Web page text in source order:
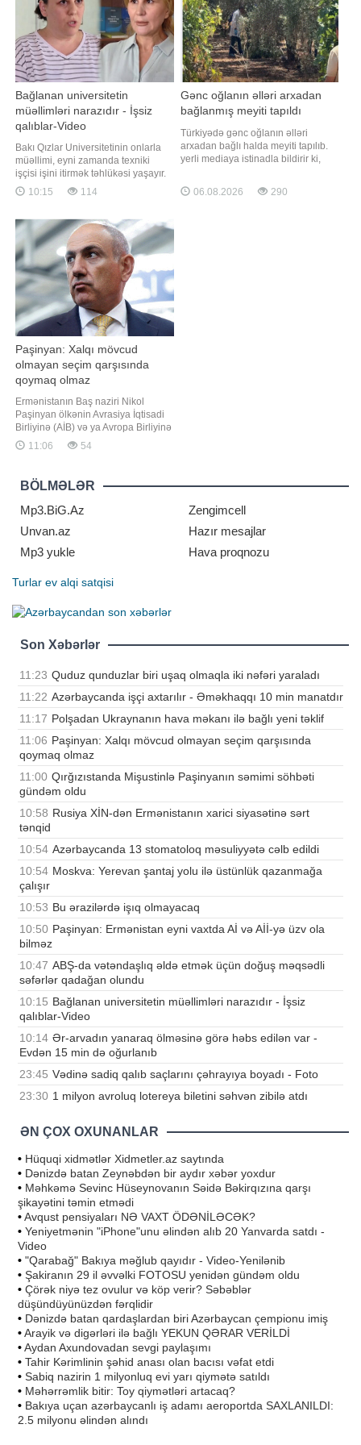
müəyyən edilmiş digə
Bağlanan universitetin
müəllimləri narazıdır - İşsiz
qalıblar-Video
Bakı Qızlar Universitetinin onlarla
müəllimi, eyni zamanda texniki
işçisi işini itirmək təhlükəsi yaşayır.
"Qafqazinfo" -a istinadən xəbər verir
ki, universitetdə oxuyan tələbələrin
köçürülməsi haqda qərar verilib,
lakin qərar bir çox müəllimlərə,
eləcə də texnik
10:15 114
Gənc oğlanın əlləri arxadan
bağlanmış meyiti tapıldı
Türkiyədə gənc oğlanın əlləri
arxadan bağlı halda meyiti tapılıb.
yerli mediaya istinadla bildirir ki,
rayonunda baş verib. Zeytunluq
ərazidə əlləri arxadan bağlanmış
06.08.2026 290
Paşinyan: Xalqı mövcud
olmayan seçim qarşısında
qoymaq olmaz
Ermənistanın Baş naziri Nikol
Paşinyan ölkənin Avrasiya İqtisadi
Birliyinə (AİB) və ya Avropa Birliyinə
(AB) üzvlüyü ilə bağlı referendum
keçirilməsinin nəzərdə tutulmadığını
"Sputnik" agentliyi məlumat yayıb.
Paşinyan qeyd edib ki,
vətəndaşlardan hazırd
11:06 54
BÖLMƏLƏR
Mp3.BiG.Az
Zengimcell
Unvan.az
Hazır mesajlar
Mp3 yukle
Hava proqnozu
Turlar ev alqi satqisi
Son Xəbərlər
11:23 Quduz qunduzlar biri uşaq olmaqla iki nəfəri yaraladı
11:22 Azərbaycanda işçi axtarılır - Əməkhaqqı 10 min manatdır
11:17 Polşadan Ukraynanın hava məkanı ilə bağlı yeni təklif
11:06 Paşinyan: Xalqı mövcud olmayan seçim qarşısında
qoymaq olmaz
11:00 Qırğızıstanda Mişustinlə Paşinyanın səmimi söhbəti
gündəm oldu
10:58 Rusiya XİN-dən Ermənistanın xarici siyasətinə sərt
tənqid
10:54 Azərbaycanda 13 stomatoloq məsuliyyətə cəlb edildi
10:54 Moskva: Yerevan şantaj yolu ilə üstünlük qazanmağa
çalışır
10:53 Bu ərazilərdə işıq olmayacaq
10:50 Paşinyan: Ermənistan eyni vaxtda Aİ və Aİİ-yə üzv ola
bilməz
10:47 ABŞ-da vətəndaşlıq əldə etmək üçün doğuş məqsədli
səfərlər qadağan olundu
10:15 Bağlanan universitetin müəllimləri narazıdır - İşsiz
qalıblar-Video
10:14 Ər-arvadın yanaraq ölməsinə görə həbs edilən var -
Evdən 15 min də oğurlanıb
23:45 Vədinə sadiq qalıb saçlarını çəhrayıya boyadı - Foto
23:30 1 milyon avroluq lotereya biletini səhvən zibilə atdı
ƏN ÇOX OXUNANLAR
• Hüquqi xidmətlər Xidmetler.az saytında
• Dənizdə batan Zeynəbdən bir aydır xəbər yoxdur
• Məhkəmə Sevinc Hüseynovanın Səidə Bəkirqızına qarşı
şikayətini təmin etmədi
•Avqust pensiyaları NƏ VAXT ÖDƏNİLƏCƏK?
• Yeniyetmənin "iPhone"unu əlindən alıb 20 Yanvarda satdı -
Video
• "Qarabağ" Bakıya məğlub qayıdır - Video-Yenilənib
• Şakiranın 29 il əvvəlki FOTOSU yenidən gündəm oldu
• Çörək niyə tez ovulur və köp verir? Səbəblər
düşündüyünüzdən fərqlidir
• Dənizdə batan qardaşlardan biri Azərbaycan çempionu imiş
•Arayik və digərləri ilə bağlı YEKUN QƏRAR VERİLDİ
•Aydan Axundovadan sevgi paylaşımı
• Tahir Kərimlinin şəhid anası olan bacısı vəfat etdi
• Sabiq nazirin 1 milyonluq evi yarı qiymətə satıldı
• Məhərrəmlik bitir: Toy qiymətləri artacaq?
• Bakıya uçan azərbaycanlı iş adamı aeroportda SAXLANILDI:
2.5 milyonu əlindən alındı